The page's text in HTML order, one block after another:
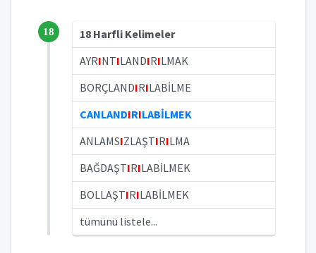
18
18 Harfli Kelimeler
AYRINTILANDIRILMAK
BORÇLANDIRILABİLME
CANLANDIRILABİLMEK
ANLAMSIZLAŞTIRILMA
BAĞDAŞTIRILABİLMEK
BOLLAŞTIRILABİLMEK
tümünü listele...